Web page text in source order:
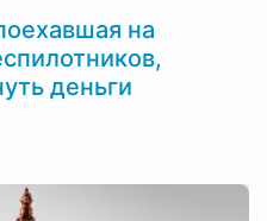
на
деньги